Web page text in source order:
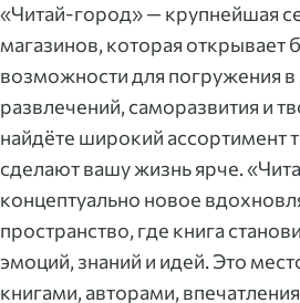
«Читай-город» — крупнейшая
магазинов, которая открывает
возможности для погружения в
развлечений, саморазвития и
найдёте широкий ассортимент
сделают вашу жизнь ярче.
концептуально новое
пространство, где книга
эмоций, знаний и идей. Это
книгами, авторами,